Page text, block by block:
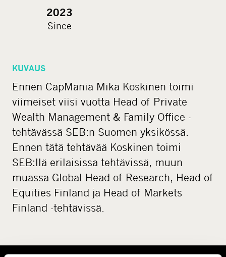
2023
Since
KUVAUS
Ennen CapMania Mika Koskinen toimi
viimeiset viisi vuotta Head of Private
Wealth Management & Family Office -
tehtävässä SEB:n Suomen yksikössä.
Ennen tätä tehtävää Koskinen toimi
SEB:llä erilaisissa tehtävissä, muun
muassa Global Head of Research, Head of
Equities Finland ja Head of Markets
Finland -tehtävissä.